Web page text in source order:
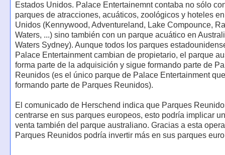
Estados Unidos. Palace Entertainemnt contaba no sólo
parques de atracciones, acuáticos, zoológicos y hoteles
Unidos (Kennywood, Adventureland, Lake Compounce,
Waters, ...) sino también con un parque acuático en
Waters Sydney). Aunque todos los parques
Palace Entertainment cambian de propietario, el parque
forma parte de la adquisición y sigue formando parte de
Reunidos (es el único parque de Palace Entertainment
formando parte de Parques Reunidos).
El comunicado de Herschend indica que Parques
centrarse en sus parques europeos, esto podría implicar
venta también del parque australiano. Gracias a esta
Parques Reunidos podría invertir más en sus parques